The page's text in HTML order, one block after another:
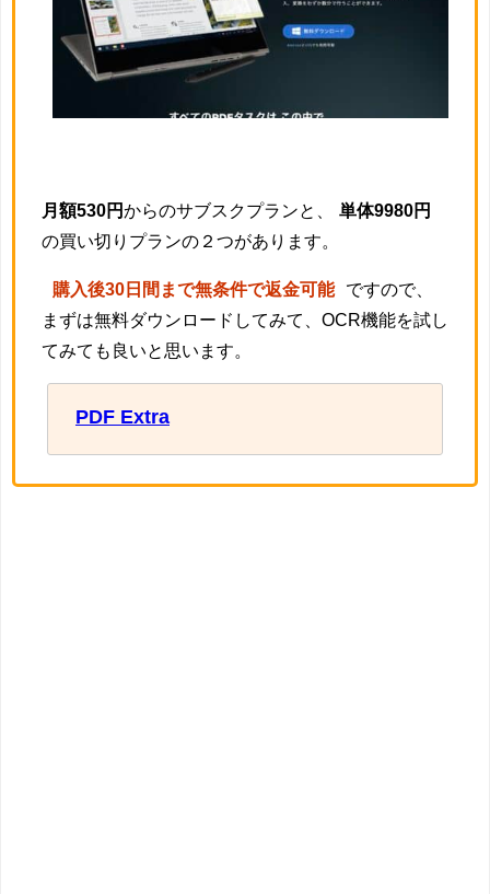
月額530円からのサブスクプランと、
単体9980円
の買い切りプランの２つがあります。
購入後30日間まで無条件で返金可能
ですので、
まずは無料ダウンロードしてみて、OCR機能を試し
てみても良いと思います。
PDF Extra